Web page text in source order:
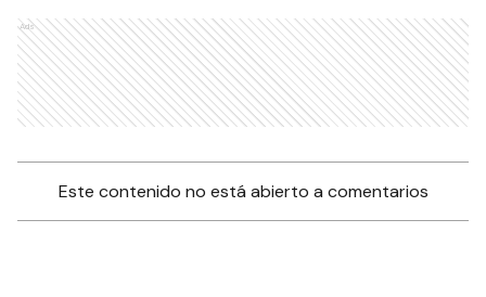
NOTAS RELACIONADAS
Que loco, Un nuevo
femicidio: asesinó y se